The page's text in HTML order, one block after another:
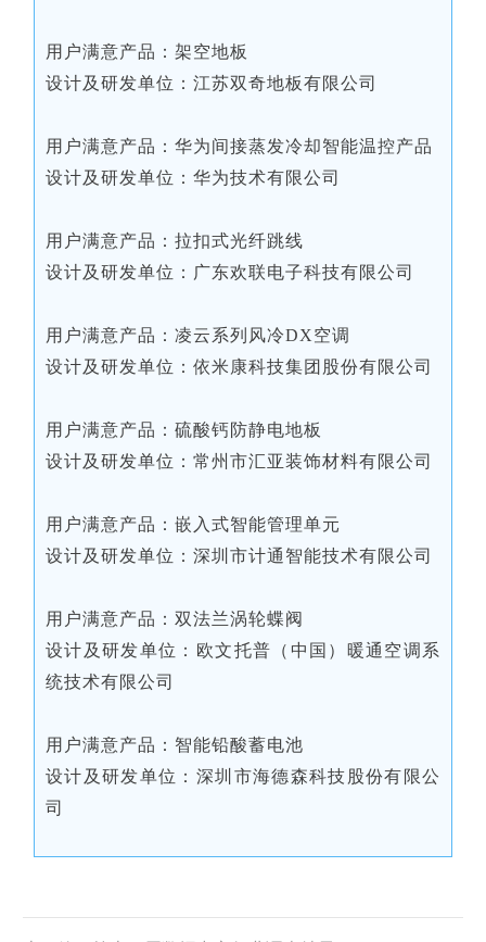
用户满意产品：架空地板
设计及研发单位：江苏双奇地板有限公司
用户满意产品：华为间接蒸发冷却智能温控产品
设计及研发单位：华为技术有限公司
用户满意产品：拉扣式光纤跳线
设计及研发单位：广东欢联电子科技有限公司
用户满意产品：凌云系列风冷DX空调
设计及研发单位：依米康科技集团股份有限公司
用户满意产品：硫酸钙防静电地板
设计及研发单位：常州市汇亚装饰材料有限公司
用户满意产品：嵌入式智能管理单元
设计及研发单位：深圳市计通智能技术有限公司
用户满意产品：双法兰涡轮蝶阀
设计及研发单位：欧文托普（中国）暖通空调系
统技术有限公司
用户满意产品：智能铅酸蓄电池
设计及研发单位：深圳市海德森科技股份有限公
司